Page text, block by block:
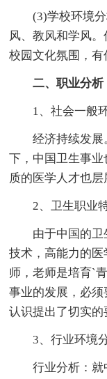
(3)学校环境
风、教风和学风
校园文化氛围，有
二、职业分析
1、社会一般
经济持续发
下，中国卫生事
质的医学人才也层
2、卫生职业
由于中国的
技术，高能力的
师，老师是培育`
事业的发展，必
认识提出了切实的
3、行业环境
行业分析：就